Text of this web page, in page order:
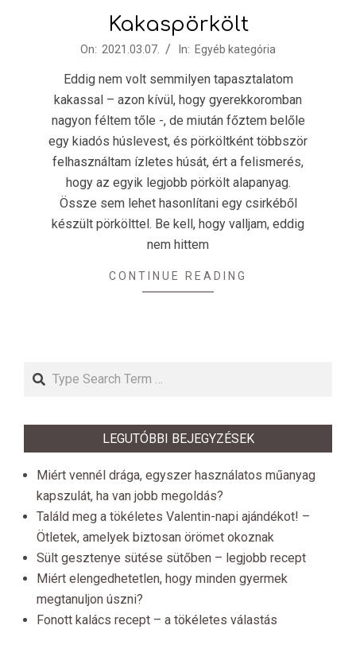
Kakaspörkölt
On: 2021.03.07. In: Egyéb kategória
Eddig nem volt semmilyen tapasztalatom
kakassal – azon kívül, hogy gyerekkoromban
nagyon féltem tőle -, de miután főztem belőle
egy kiadós húslevest, és pörköltként többször
felhasználtam ízletes húsát, ért a felismerés,
hogy az egyik legjobb pörkölt alapanyag.
Össze sem lehet hasonlítani egy csirkéből
készült pörkölttel. Be kell, hogy valljam, eddig
nem hittem
CONTINUE READING
Search
LEGUTÓBBI BEJEGYZÉSEK
Miért vennél drága, egyszer használatos műanyag
kapszulát, ha van jobb megoldás?
Találd meg a tökéletes Valentin-napi ajándékot! –
Ötletek, amelyek biztosan örömet okoznak
Sült gesztenye sütése sütőben – legjobb recept
Miért elengedhetetlen, hogy minden gyermek
megtanuljon úszni?
Fonott kalács recept – a tökéletes válastás